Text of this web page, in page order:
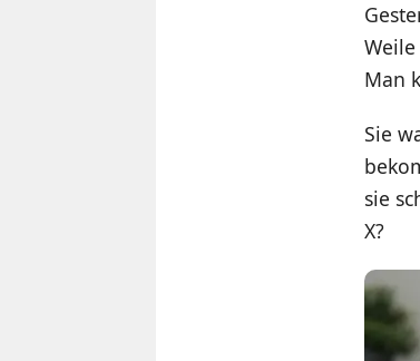
Man
Sie
sie
X?